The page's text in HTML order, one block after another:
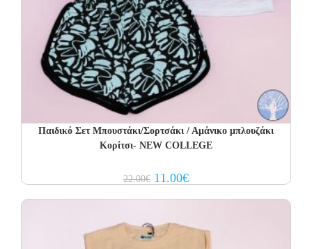
Παιδικό Σετ Μπουστάκι/Σορτσάκι / Αμάνικο μπλουζάκι
Κορίτσι- NEW COLLEGE
22.00€ Original
price
11.00€Current
price